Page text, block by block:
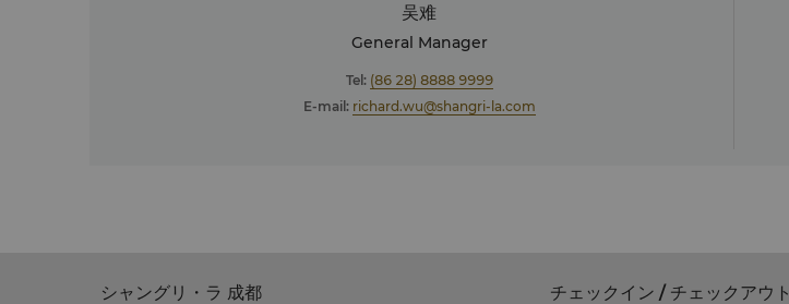
吴难
General Manager
Tel: (86 28) 8888 9999
E-mail: richard.wu@shangri-la.com
シャングリ・ラ 成都 チェックイン / チェックアウト